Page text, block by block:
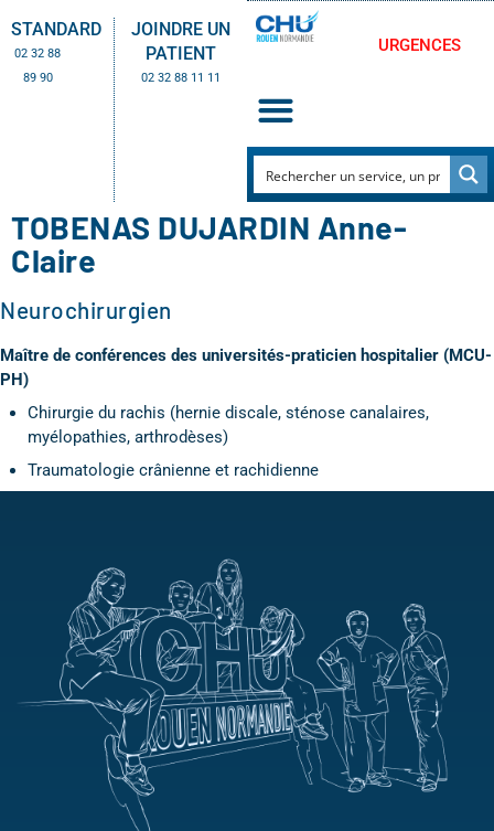
STANDARD
02 32 88
89 90
JOINDRE UN
PATIENT
02 32 88 11 11
URGENCES
TOBENAS DUJARDIN Anne-
Claire
Neurochirurgien
Maître de conférences des universités-praticien hospitalier (MCU-
PH)
Chirurgie du rachis (hernie discale, sténose canalaires,
myélopathies, arthrodèses)
Traumatologie crânienne et rachidienne